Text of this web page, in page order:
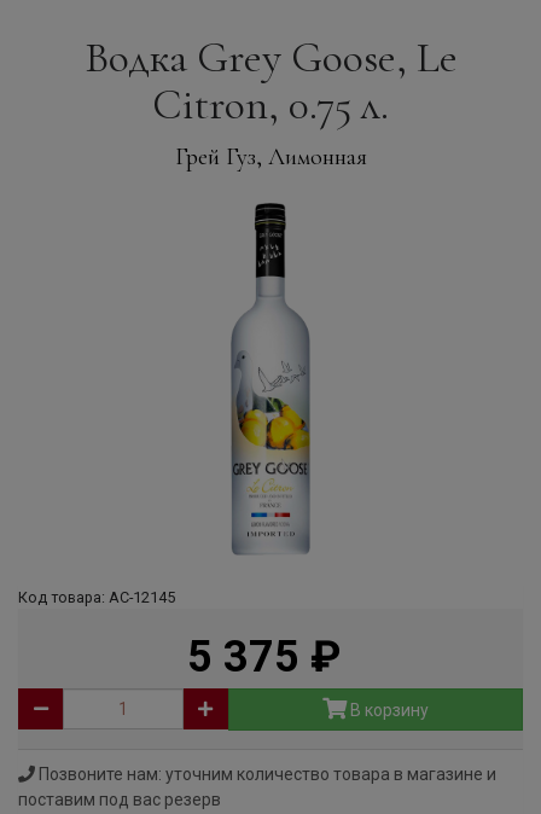
Водка Grey Goose, Le
Citron, 0.75 л.
Грей Гуз, Лимонная
Код товара: АС-12145
5 375
В корзину
Позвоните нам: уточним количество товара в магазине и
поставим под вас резерв